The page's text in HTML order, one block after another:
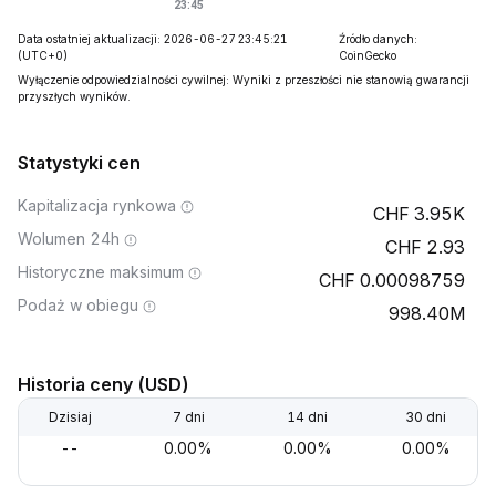
Data ostatniej aktualizacji: 2026-06-27 23:45:21
(UTC+0)
Źródło danych:
CoinGecko
Wyłączenie odpowiedzialności cywilnej: Wyniki z przeszłości nie stanowią gwarancji
przyszłych wyników.
Statystyki cen
Kapitalizacja rynkowa 3.95K
Wolumen 24h 2.93
Historyczne maksimum 0.00098759
Podaż w obiegu 998.40M
Historia ceny (USD)
Dzisiaj 7 dni 14 dni 30 dni
-- 0.00% 0.00% 0.00%